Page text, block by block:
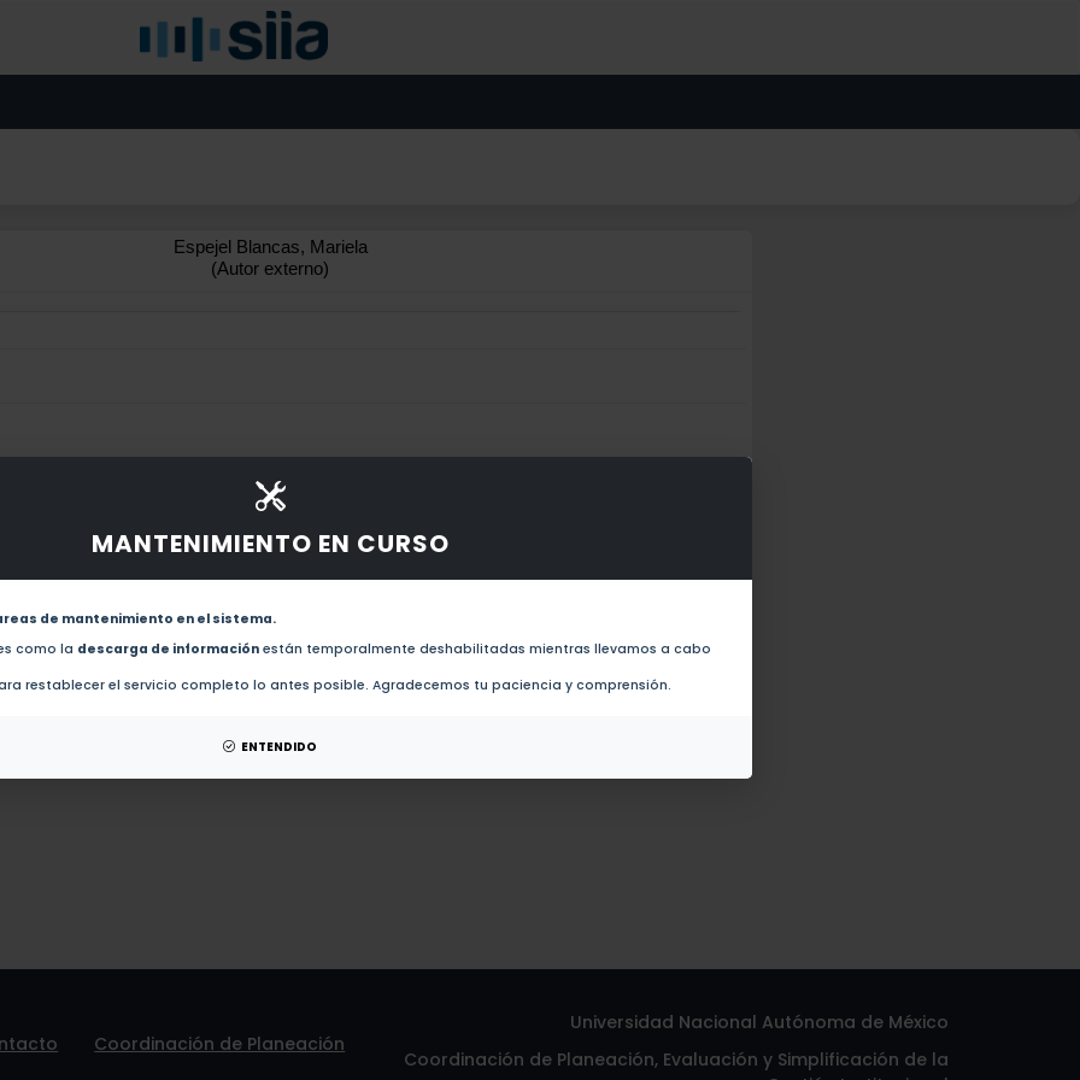
MANTENIMIENTO EN CURSO
de mantenimiento en el sistema.
como la descarga de información están temporalmente deshabilitadas mientras llevamos a cabo
restablecer el servicio completo lo antes posible. Agradecemos tu paciencia y comprensión.
ENTENDIDO
Espejel Blancas, Mariela
(Autor externo)
de este autor.
Efecto del tipo de polisacárido sobre las cinéticas de liberación y propiedades de nano-recubrimientos de timol (2022)
de este autor.
Coordinación de Planeación
Universidad Nacional Autónoma de México
Coordinación de Planeación, Evaluación y Simplificación de la